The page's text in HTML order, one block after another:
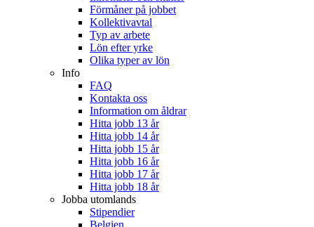
Förmåner på jobbet
Kollektivavtal
Typ av arbete
Lön efter yrke
Olika typer av lön
Info
FAQ
Kontakta oss
Information om åldrar
Hitta jobb 13 år
Hitta jobb 14 år
Hitta jobb 15 år
Hitta jobb 16 år
Hitta jobb 17 år
Hitta jobb 18 år
Jobba utomlands
Stipendier
Belgien